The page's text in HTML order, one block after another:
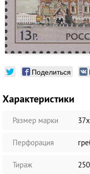
Поделиться
Характеристики
Размер марки
Перфорация
Тираж